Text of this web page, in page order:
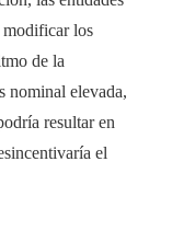
modificar los
de la
nominal elevada,
resultar en
el